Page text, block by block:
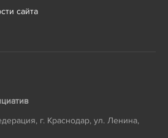
сайта
, г. Краснодар, ул. Ленина,